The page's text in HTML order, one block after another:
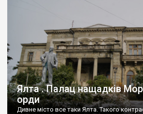
Ялта . Палац нащадків
орди
Дивне місто все таки Ялта. Такого